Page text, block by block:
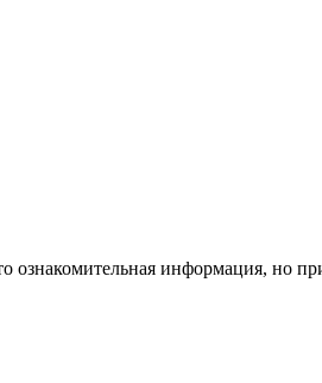
ознакомительная информация, но